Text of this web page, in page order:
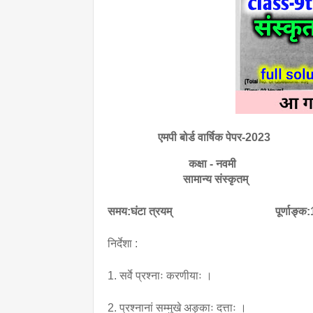
एमपी बोर्ड वार्षिक पेपर-2023
कक्षा - नवमी
सामान्य संस्कृतम्
समय:घंटा त्रयम्
निर्देशा :
1. सर्वे प्रश्नाः करणीयाः ।
2. प्रश्नानां सम्मुखे अङ्काः दत्ताः ।